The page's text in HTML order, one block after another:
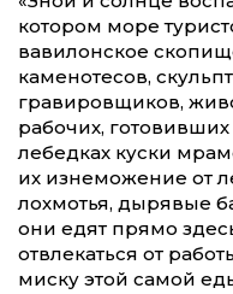
котором море
вавилонское
каменотесов,
гравировщиков,
рабочих,
лебедках куски
их изнеможение от
лохмотья, дырявые
они едят прямо
отвлекаться от
миску этой самой